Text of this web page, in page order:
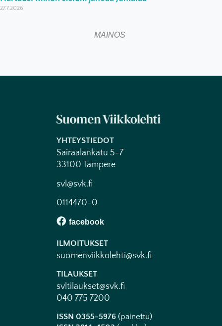
27.7.2026
MAINOS
YHTEYSTIEDOT
Sairaalankatu 5-7
33100 Tampere
svl@svk.fi
0114470-0
ILMOITUKSET
suomenviikkolehti@svk.fi
TILAUKSET
svltilaukset@svk.fi
040 775 7200
ISSN 0355-5976 (painettu)